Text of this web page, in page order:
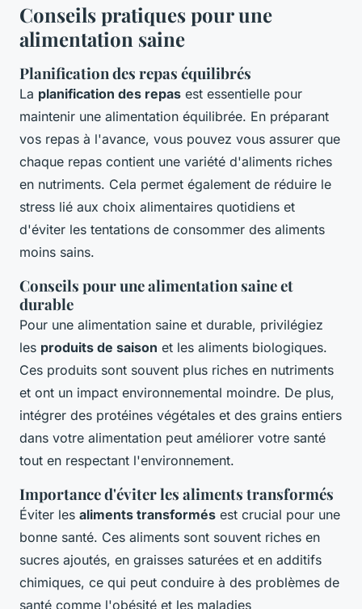
Conseils pratiques pour une
alimentation saine
Planification des repas équilibrés
La planification des repas est essentielle pour
maintenir une alimentation équilibrée. En préparant
vos repas à l'avance, vous pouvez vous assurer que
chaque repas contient une variété d'aliments riches
en nutriments. Cela permet également de réduire le
stress lié aux choix alimentaires quotidiens et
d'éviter les tentations de consommer des aliments
moins sains.
Conseils pour une alimentation saine et
durable
Pour une alimentation saine et durable, privilégiez
les produits de saison et les aliments biologiques.
Ces produits sont souvent plus riches en nutriments
et ont un impact environnemental moindre. De plus,
intégrer des protéines végétales et des grains entiers
dans votre alimentation peut améliorer votre santé
tout en respectant l'environnement.
Importance d'éviter les aliments transformés
Éviter les aliments transformés est crucial pour une
bonne santé. Ces aliments sont souvent riches en
sucres ajoutés, en graisses saturées et en additifs
chimiques, ce qui peut conduire à des problèmes de
santé comme l'obésité et les maladies